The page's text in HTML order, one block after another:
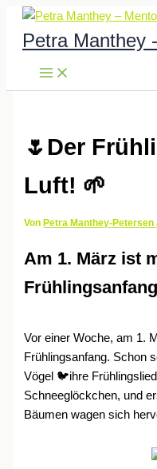
Zum
Inhalt
springen
Petra Manthey
🌷Der
Luft! 🌱
Von Petra Manthey-Petersen
Am 1. März ist
Frühlingsanfang
Vor einer Woche, am 1.
Frühlingsanfang. Schon
Vögel 🐦ihre
Schneeglöckchen, und
Bäumen wagen sich